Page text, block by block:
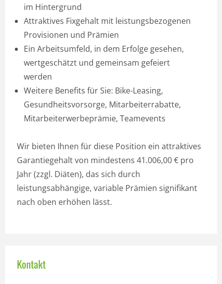
im Hintergrund
Attraktives Fixgehalt mit leistungsbezogenen
Provisionen und Prämien
Ein Arbeitsumfeld, in dem Erfolge gesehen,
wertgeschätzt und gemeinsam gefeiert
werden
Weitere Benefits für Sie: Bike-Leasing,
Gesundheitsvorsorge, Mitarbeiterrabatte,
Mitarbeiterwerbeprämie, Teamevents
Wir bieten Ihnen für diese Position ein attraktives
Garantiegehalt von mindestens 41.006,00 € pro
Jahr (zzgl. Diäten), das sich durch
leistungsabhängige, variable Prämien signifikant
nach oben erhöhen lässt.
Kontakt